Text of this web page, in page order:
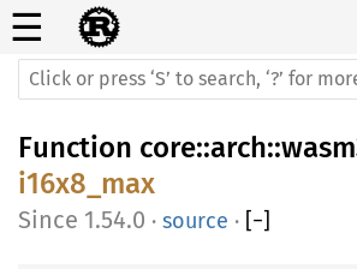
☰
Function core::arch::
i16x8_max
1.54.0 · source · [−]